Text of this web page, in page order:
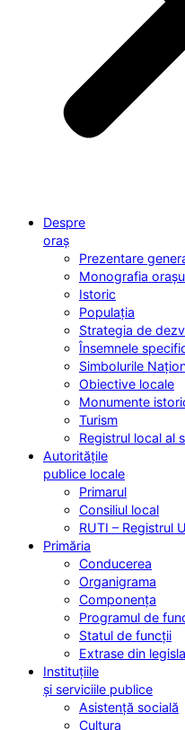
Despre
oraș
Prezentare
Monografia
Istoric
Populația
Strategia de
Însemnele
Simbolurile
Obiective locale
Monumente
Turism
Registrul local al
Autoritățile
publice locale
Primarul
Consiliul local
RUTI – Registrul
Primăria
Conducerea
Organigrama
Componența
Programul de
Statul de funcții
Extrase din
Instituțiile
și serviciile publice
Asistență socială
Cultura